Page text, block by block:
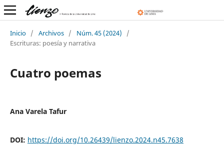
Inicio / Archivos / Núm. 45 (2024)
/
Escrituras: poesía y narrativa
Cuatro poemas
Ana Varela Tafur
DOI: https://doi.org/10.26439/lienzo.2024.n45.7638